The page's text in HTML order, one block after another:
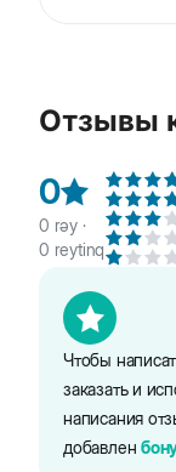
Отзывы
0
0 rəy ·
0 reytinq
Чтобы
заказать и
написания
добавлен